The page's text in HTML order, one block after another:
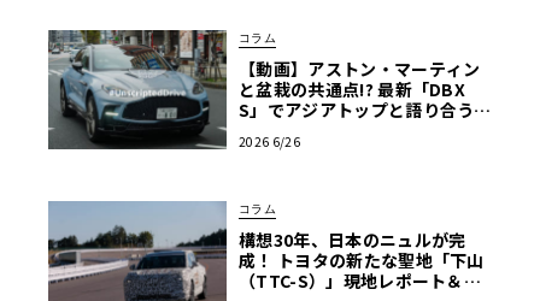
コラム
【動画】アストン・マーティン
と盆栽の共通点!? 最新「DBX
S」でアジアトップと語り合う東
コベイワセテ 番外編】
2026 6/26
コラム
構想30年、日本のニュルが完
成！ トヨタの新たな聖地「下山
（TTC-S）」現地レポート＆新